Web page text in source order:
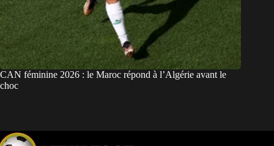
CAN féminine 2026 : le Maroc répond à l’Algérie avant le
choc